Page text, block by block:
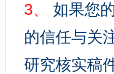
3、
如果您
的信任与关
研究核实稿